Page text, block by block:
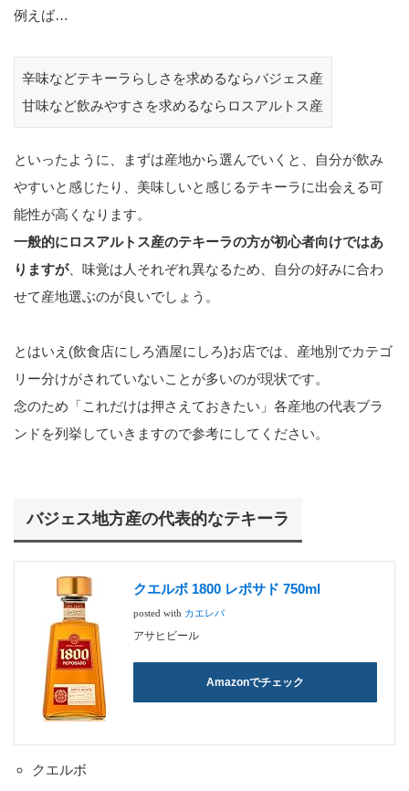
例えば…
辛味などテキーラらしさを求めるならバジェス産
甘味など飲みやすさを求めるならロスアルトス産
といったように、まずは産地から選んでいくと、自分が飲み
やすいと感じたり、美味しいと感じるテキーラに出会える可
能性が高くなります。
一般的にロスアルトス産のテキーラの方が初心者向けではあ
りますが、味覚は人それぞれ異なるため、自分の好みに合わ
せて産地選ぶのが良いでしょう。
とはいえ(飲食店にしろ酒屋にしろ)お店では、産地別でカテゴ
リー分けがされていないことが多いのが現状です。
念のため「これだけは押さえておきたい」各産地の代表ブラ
ンドを列挙していきますので参考にしてください。
バジェス地方産の代表的なテキーラ
クエルボ 1800 レポサド 750ml
posted with カエレバ
アサヒビール
Amazonでチェック
クエルボ